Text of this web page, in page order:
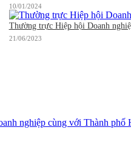
10/01/2024
Thường trực Hiệp hội Doanh
21/06/2023